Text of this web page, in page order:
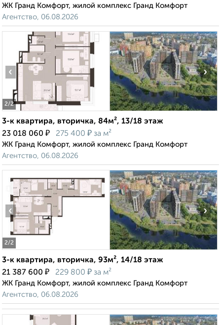
ЖК Гранд Комфорт, жилой комплекс Гранд Комфорт
Агентство, 06.08.2026
2/2
‹ ›
3-к квартира, вторичка, 84м², 13/18 этаж
23 018 060 ₽ 275 400 ₽ за м²
ЖК Гранд Комфорт, жилой комплекс Гранд Комфорт
Агентство, 06.08.2026
2/2
‹ ›
3-к квартира, вторичка, 93м², 14/18 этаж
21 387 600 ₽ 229 800 ₽ за м²
ЖК Гранд Комфорт, жилой комплекс Гранд Комфорт
Агентство, 06.08.2026